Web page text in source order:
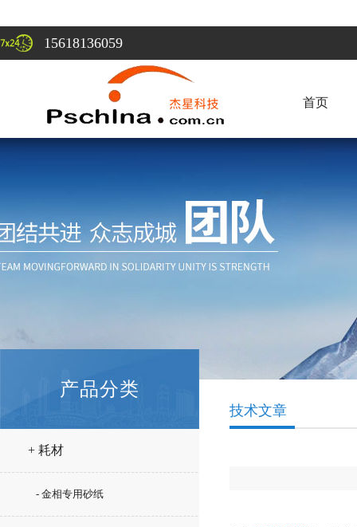
15618136059
首页
产品分类
+ 耗材
- 金相专用砂纸
技术文章